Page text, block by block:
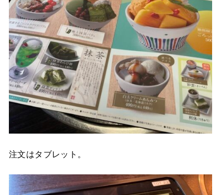
注文はタブレット。